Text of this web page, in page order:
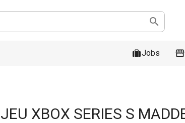

Jobs
JEU XBOX SERIES S